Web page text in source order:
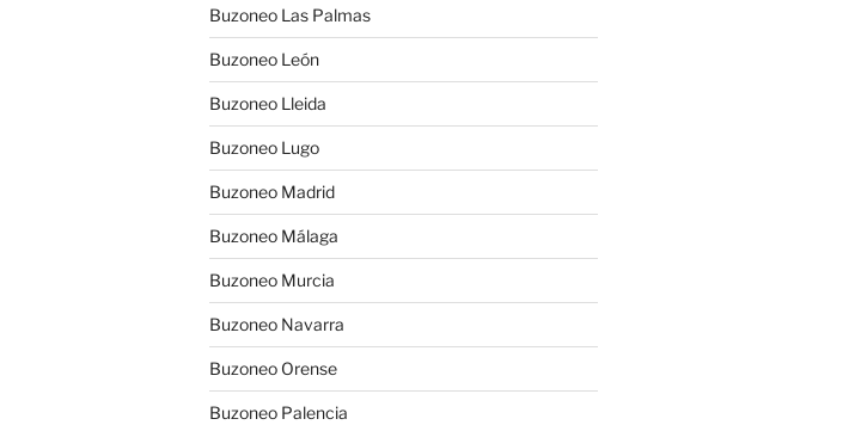
Buzoneo Las Palmas
Buzoneo León
Buzoneo Lleida
Buzoneo Lugo
Buzoneo Madrid
Buzoneo Málaga
Buzoneo Murcia
Buzoneo Navarra
Buzoneo Orense
Buzoneo Palencia